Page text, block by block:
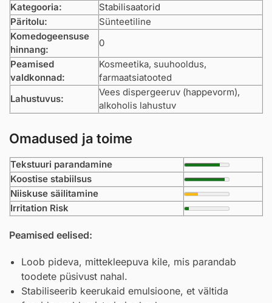
Kategooria:
Stabilisaatorid
Päritolu:
Sünteetiline
Komedogeensuse
hinnang:
0
Peamised
valdkonnad:
Kosmeetika, suuhooldus,
farmaatsiatooted
Lahustuvus:
Vees dispergeeruv (happevorm),
alkoholis lahustuv
Omadused ja toime
Tekstuuri parandamine
Koostise stabiilsus
Niiskuse säilitamine
Irritation Risk
Peamised eelised:
Loob pideva, mittekleepuva kile, mis parandab
toodete püsivust nahal.
Stabiliseerib keerukaid emulsioone, et vältida